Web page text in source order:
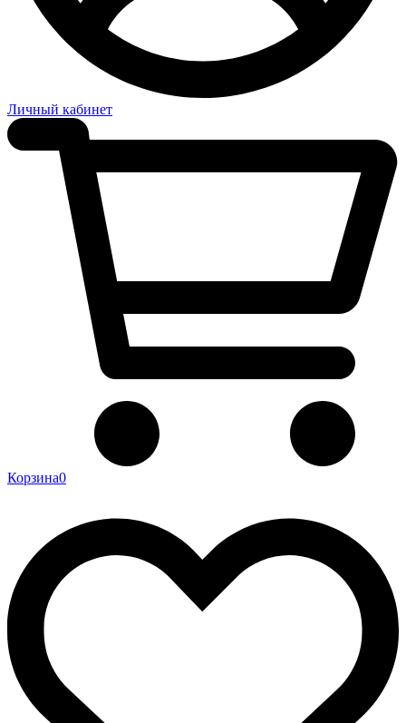
Личный кабинет
Корзина0